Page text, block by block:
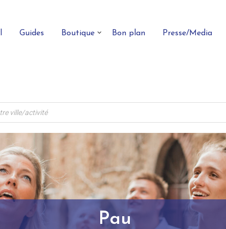
Guides Boutique Bon plan Presse/Media
Pau